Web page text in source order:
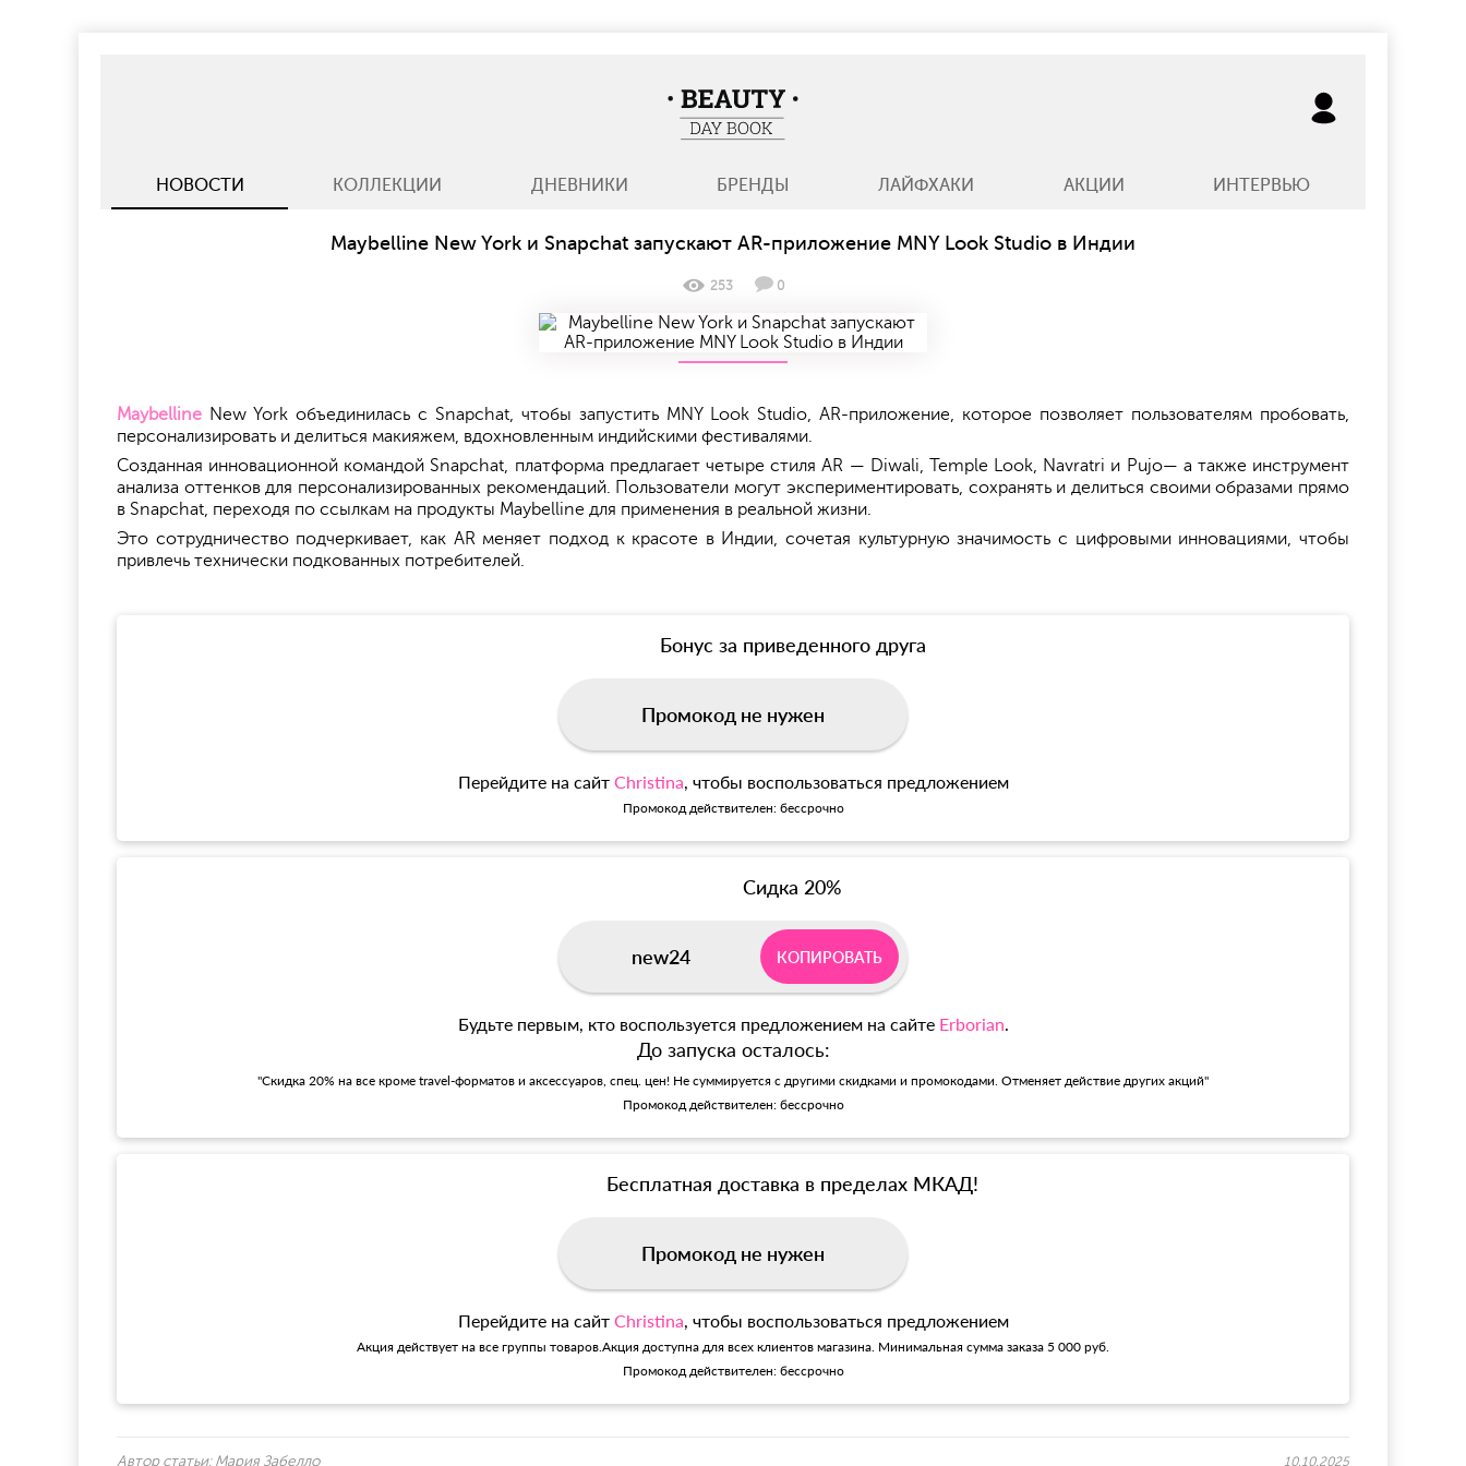
НОВОСТИ КОЛЛЕКЦИИ ДНЕВНИКИ БРЕНДЫ ЛАЙФХАКИ АКЦИИ ИНТЕРВЬЮ
BeautyDayBook
Maybelline New York и Snapchat запускают AR-приложение MNY Look Studio в Индии
253 0
Maybelline New York объединилась с Snapchat, чтобы запустить MNY Look Studio, AR-приложение, которое позволяет пользователям пробовать,
персонализировать и делиться макияжем, вдохновленным индийскими фестивалями.
Созданная инновационной командой Snapchat, платформа предлагает четыре стиля AR — Diwali, Temple Look, Navratri и Pujo— а также инструмент
анализа оттенков для персонализированных рекомендаций. Пользователи могут экспериментировать, сохранять и делиться своими образами прямо
в Snapchat, переходя по ссылкам на продукты Maybelline для применения в реальной жизни.
Это сотрудничество подчеркивает, как AR меняет подход к красоте в Индии, сочетая культурную значимость с цифровыми инновациями, чтобы
привлечь технически подкованных потребителей.
Бонус за приведенного друга
Промокод не нужен
Перейдите на сайт Christina, чтобы воспользоваться предложением
Промокод действителен: бессрочно
Сидка 20%
new24 КОПИРОВАТЬ
Будьте первым, кто воспользуется предложением на сайте Erborian.
До запуска осталось:
"Скидка 20% на все кроме travel-форматов и аксессуаров, спец. цен! Не суммируется с другими скидками и промокодами. Отменяет действие других акций"
Промокод действителен: бессрочно
Бесплатная доставка в пределах МКАД!
Промокод не нужен
Перейдите на сайт Christina, чтобы воспользоваться предложением
Акция действует на все группы товаров.Акция доступна для всех клиентов магазина. Минимальная сумма заказа 5 000 руб.
Промокод действителен: бессрочно
Автор статьи: Мария Забелло 10.10.2025